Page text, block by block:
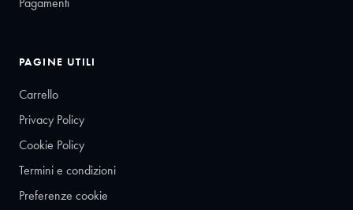
PAGINE UTILI
Carrello
Privacy Policy
Cookie Policy
Termini e condizioni
Preferenze cookie